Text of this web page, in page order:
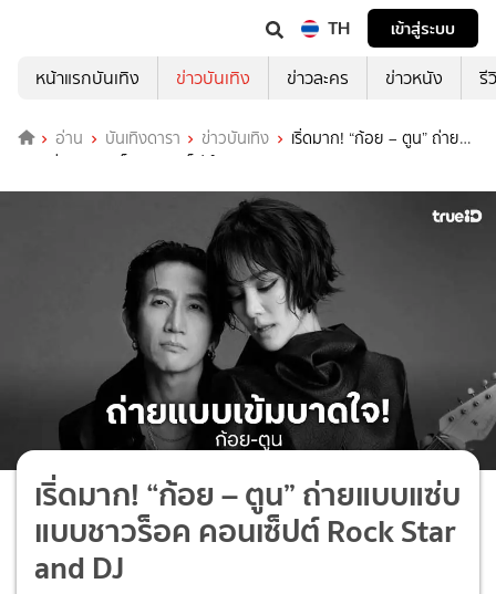
TH
เข้าสู่ระบบ
หน้าแรกบันเทิง
ข่าวบันเทิง ข่าวละคร ข่าวหนัง รี
อ่าน บันเทิงดารา ข่าวบันเทิง
เริ่ดมาก! “ก้อย – ตูน” ถ่าย
แบบแซ่บแบบชาวร็อค คอนเซ็ปต์ Rock Star and DJ
เริ่ดมาก! “ก้อย – ตูน” ถ่ายแบบแซ่บ
แบบชาวร็อค คอนเซ็ปต์ Rock Star
and DJ